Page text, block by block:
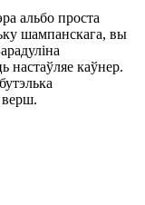
альбо проста
шампанскага, вы
каўнер.